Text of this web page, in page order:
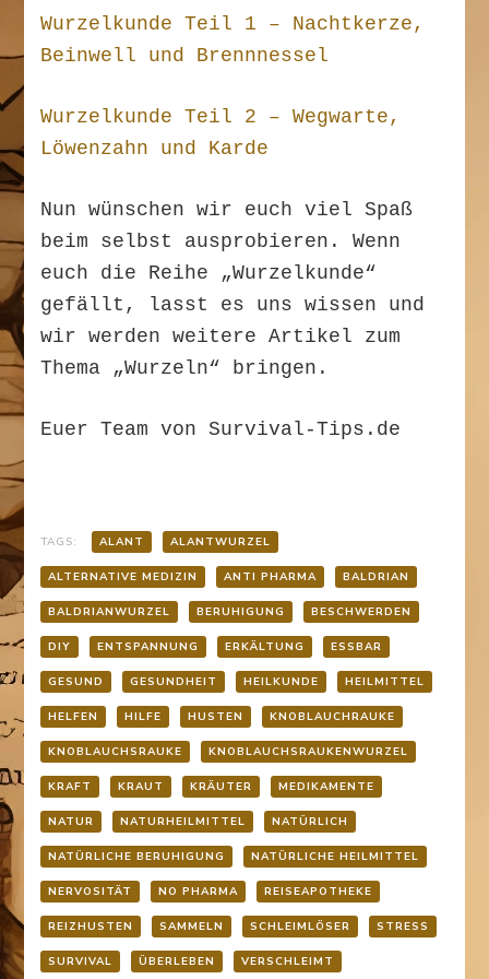
Wurzelkunde Teil 1 – Nachtkerze,
Beinwell und Brennnessel
Wurzelkunde Teil 2 – Wegwarte,
Löwenzahn und Karde
Nun wünschen wir euch viel Spaß
beim selbst ausprobieren. Wenn
euch die Reihe „Wurzelkunde“
gefällt, lasst es uns wissen und
wir werden weitere Artikel zum
Thema „Wurzeln“ bringen.
Euer Team von Survival-Tips.de
TAGS: ALANT ALANTWURZEL
ALTERNATIVE MEDIZIN ANTI PHARMA BALDRIAN
BALDRIANWURZEL BERUHIGUNG BESCHWERDEN
DIY ENTSPANNUNG ERKÄLTUNG ESSBAR
GESUND GESUNDHEIT HEILKUNDE HEILMITTEL
HELFEN HILFE HUSTEN KNOBLAUCHRAUKE
KNOBLAUCHSRAUKE KNOBLAUCHSRAUKENWURZEL
KRAFT KRAUT KRÄUTER MEDIKAMENTE
NATUR NATURHEILMITTEL NATÜRLICH
NATÜRLICHE BERUHIGUNG NATÜRLICHE HEILMITTEL
NERVOSITÄT NO PHARMA REISEAPOTHEKE
REIZHUSTEN SAMMELN SCHLEIMLÖSER STRESS
SURVIVAL ÜBERLEBEN VERSCHLEIMT